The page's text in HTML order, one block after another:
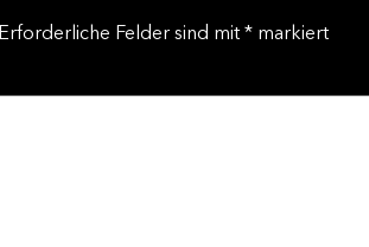
Erforderliche Felder sind mit* markiert